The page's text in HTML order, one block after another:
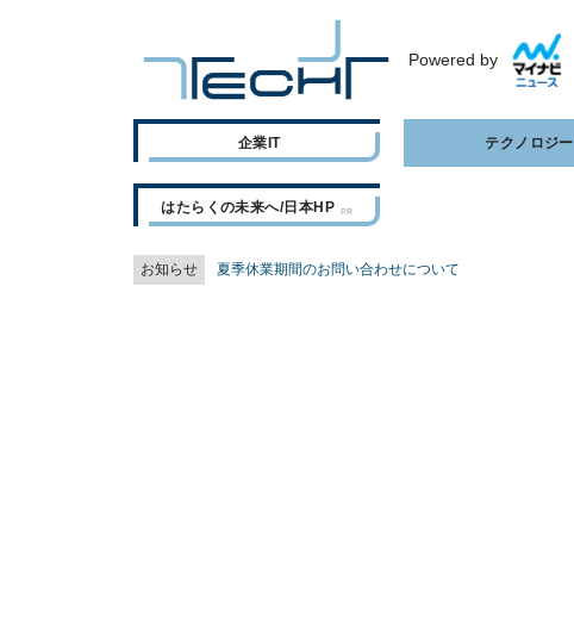
Powered by
企業IT テクノロジー
はたらくの未来へ/日本HP
お知らせ 夏季休業期間のお問い合わせについて